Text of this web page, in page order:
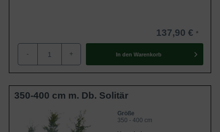
137,90 €
- + In den Warenkorb
350-400 cm m. Db. Solitär
Größe
350 - 400 cm